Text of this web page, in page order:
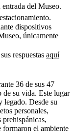
del Museo.
dispositivos
únicamente
respuestas aquí
36 de sus 47
de su vida. Este lugar
legado. Desde su
personales,
formaron el ambiente